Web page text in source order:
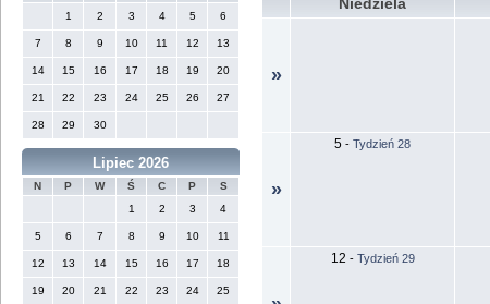
1
2 3 4 5 6
7 8 9 10 11 12 13
14 15 16 17 18 19 20
21 22 23 24 25 26 27
28 29 30
Lipiec 2026
N P W Ś C P
S
1
2 3 4
5 6 7 8 9 10 11
12 13 14 15 16 17 18
19 20 21 22 23 24 25
Niedziela
»
»
5 - Tydzień 28
12 - Tydzień 29